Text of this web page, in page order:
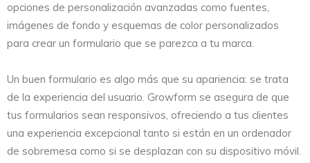
opciones de personalización avanzadas como fuentes,
imágenes de fondo y esquemas de color personalizados
para crear un formulario que se parezca a tu marca.
Un buen formulario es algo más que su apariencia: se trata
de la experiencia del usuario. Growform se asegura de que
tus formularios sean responsivos, ofreciendo a tus clientes
una experiencia excepcional tanto si están en un ordenador
de sobremesa como si se desplazan con su dispositivo móvil.